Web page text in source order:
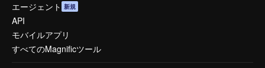
エージェント 新規
API
モバイルアプリ
すべてのMagnificツール